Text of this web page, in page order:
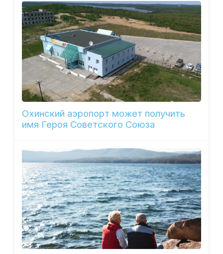
Охинский аэропорт может получить
имя Героя Советского Союза